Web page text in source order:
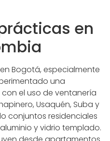
en
Bogotá, especialmente
una
el uso de ventanería
Usaquén, Suba y
conjuntos residenciales
y vidrio templado.